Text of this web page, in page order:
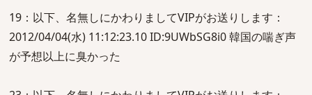
19：以下、名無しにかわりましてVIPがお送りします：
2012/04/04(水) 11:12:23.10 ID:9UWbSG8i0 韓国の喘ぎ声
が予想以上に臭かった